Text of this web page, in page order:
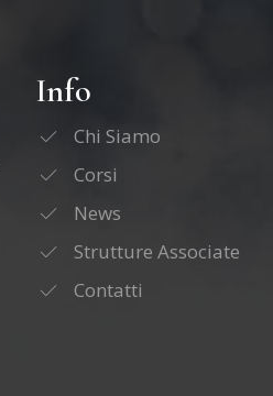
Info
Chi Siamo
Corsi
News
Strutture Associate
Contatti